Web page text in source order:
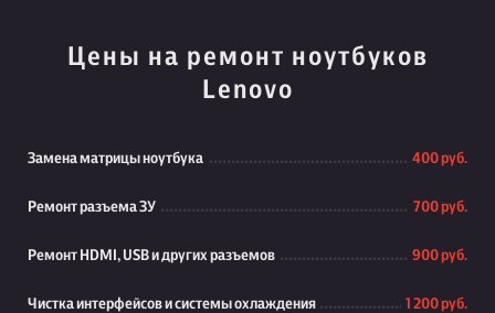
Цены на ремонт ноутбуков
Lenovo
Замена матрицы ноутбука 400 руб.
Ремонт разъема ЗУ 700 руб.
Ремонт HDMI, USB и других разъемов 900 руб.
Чистка интерфейсов и системы охлаждения 1 200 руб.